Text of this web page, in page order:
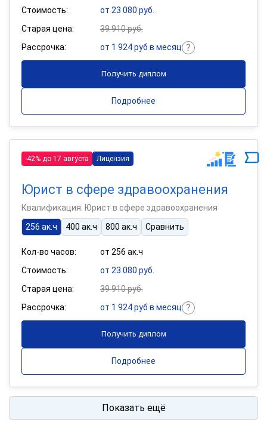
Стоимость:
от 23 080 руб.
Старая цена:
39 910 руб.
Рассрочка:
от 1 924 руб в месяц
Получить диплом
Подробнее
-42% до 17 августа Лицензия
Юрист в сфере здравоохранения
Квалификация: Юрист в сфере здравоохранения
256 ак.ч
400 ак.ч 800 ак.ч Сравнить
Кол-во часов:
от 256 ак.ч
Стоимость:
от 23 080 руб.
Старая цена:
39 910 руб.
Рассрочка:
от 1 924 руб в месяц
Получить диплом
Подробнее
Показать ещё